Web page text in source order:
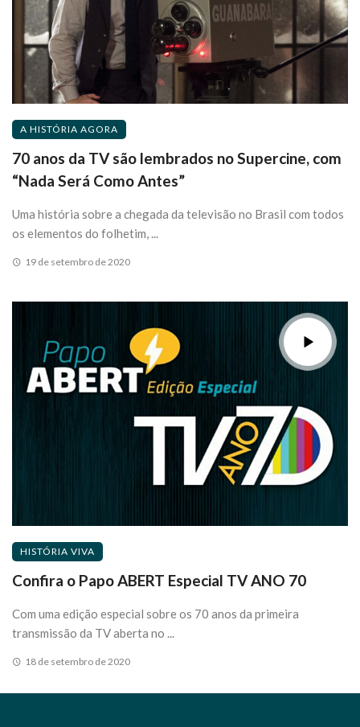
A HISTÓRIA AGORA
70 anos da TV são lembrados no Supercine, com
“Nada Será Como Antes”
Uma história sobre a chegada da televisão no Brasil com todos
os elementos do folhetim, ...
19 de setembro de 2020
HISTÓRIA VIVA
Confira o Papo ABERT Especial TV ANO 70
Com uma edição especial sobre os 70 anos da primeira
transmissão da TV aberta no ...
18 de setembro de 2020